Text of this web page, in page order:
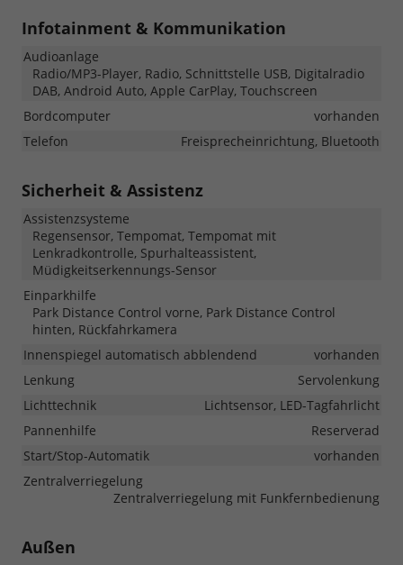
Infotainment & Kommunikation
Audioanlage
Radio/MP3-Player, Radio, Schnittstelle USB, Digitalradio
DAB, Android Auto, Apple CarPlay, Touchscreen
Bordcomputer
vorhanden
Telefon
Freisprecheinrichtung, Bluetooth
Sicherheit & Assistenz
Assistenzsysteme
Regensensor, Tempomat, Tempomat mit
Lenkradkontrolle, Spurhalteassistent,
Müdigkeitserkennungs-Sensor
Einparkhilfe
Park Distance Control vorne, Park Distance Control
hinten, Rückfahrkamera
Innenspiegel automatisch abblendend
vorhanden
Lenkung
Servolenkung
Lichttechnik
Lichtsensor, LED-Tagfahrlicht
Pannenhilfe
Reserverad
Start/Stop-Automatik
vorhanden
Zentralverriegelung
Zentralverriegelung mit Funkfernbedienung
Außen